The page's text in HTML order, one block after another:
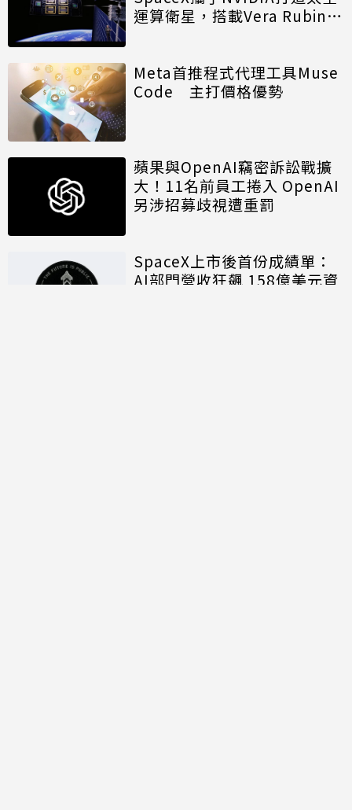
運算衛星，搭載Vera Rubin運
Meta首推程式代理工具Muse
Code 主打價格優勢
蘋果與OpenAI竊密訴訟戰擴
大！11名前員工捲入 OpenAI
另涉招募歧視遭重罰
SpaceX上市後首份成績單：
AI部門營收狂飆 158億美元資